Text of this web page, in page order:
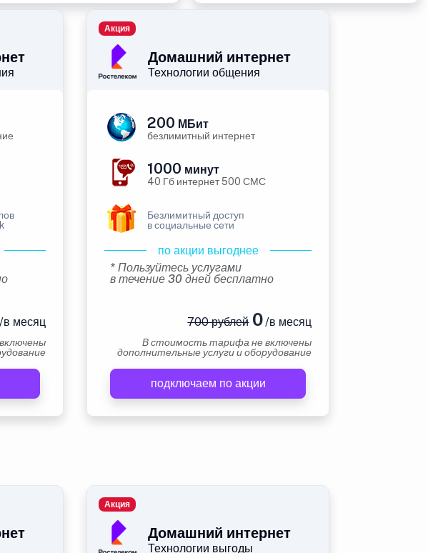
месяц
Домашний интернет
Технологии общения
Акция
200 МБит
безлимитный интернет
1000 минут
40 Гб интернет 500 СМС
Безлимитный доступ
в социальные сети
по акции выгоднее
* Пользуйтесь услугами
в течение 30 дней бесплатно
700 рублей0/в месяц
В стоимость тарифа не включены
дополнительные услуги и оборудование
подключаем по акции
Домашний интернет
Технологии выгоды
Акция